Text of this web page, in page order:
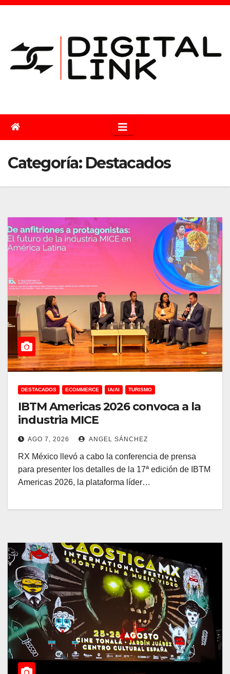
Saltar
Categoría: Destacados
DESTACADOS ECOMMERCE IA/AI TURISMO
IBTM Americas 2026 convoca a la
industria MICE
AGO 7, 2026 ANGEL SÁNCHEZ
RX México llevó a cabo la conferencia de prensa
para presenter los detalles de la 17ª edición de IBTM
Americas 2026, la plataforma líder…